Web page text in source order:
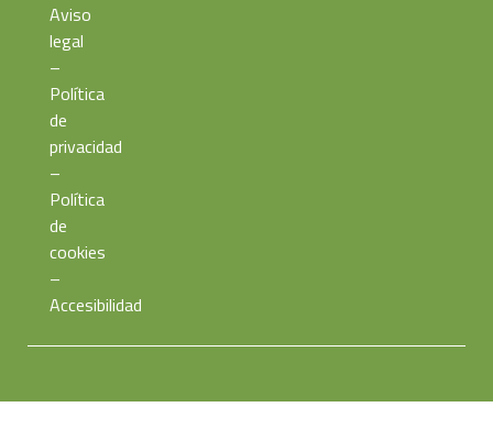
Aviso
legal
–
Política
de
privacidad
–
Política
de
cookies
–
Accesibilidad